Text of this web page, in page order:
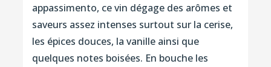
appassimento, ce vin dégage des arômes et
saveurs assez intenses surtout sur la cerise,
les épices douces, la vanille ainsi que
quelques notes boisées. En bouche les